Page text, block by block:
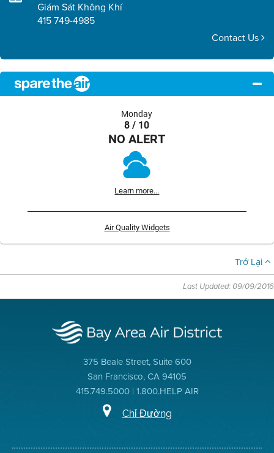
Giám Sát Không Khí
415 749-4985
Contact Us
Monday
8 / 10
NO ALERT
Learn more...
Air Quality Widgets
Trở Lại
Last Updated: 09/09/2016
375 Beale Street, Suite 600
San Francisco, CA 94105
415.749.5000 | 1.800.HELP AIR
Chỉ Đường